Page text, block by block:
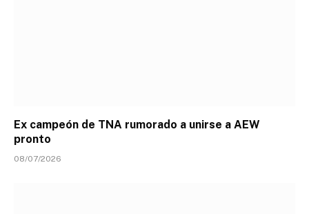
Ex campeón de TNA rumorado a unirse a AEW
pronto
08/07/2026